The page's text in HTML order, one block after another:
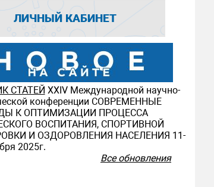
ЛИЧНЫЙ КАБИНЕТ
СТАТЕЙ ХXIV Международной научно-
конференции СОВРЕМЕННЫЕ
К ОПТИМИЗАЦИИ ПРОЦЕССА
ВОСПИТАНИЯ, СПОРТИВНОЙ
И ОЗДОРОВЛЕНИЯ НАСЕЛЕНИЯ 11-
2025г.
Все обновления